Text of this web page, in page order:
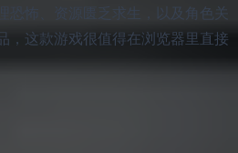
恐怖、资源匮乏求生，以及角色关
，这款游戏很值得在浏览器里直接